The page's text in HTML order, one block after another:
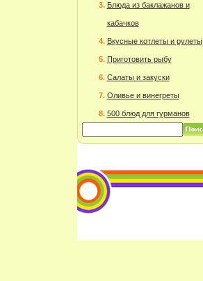
Блюда из баклажанов и
кабачков
Вкусные котлеты и рулеты
Приготовить рыбу
Салаты и закуски
Оливье и винегреты
500 блюд для гурманов